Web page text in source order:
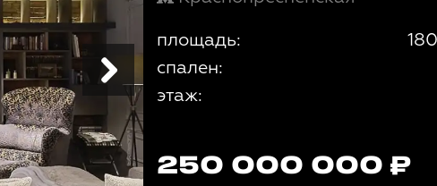
площадь:
спален:
этаж:
250 000 000